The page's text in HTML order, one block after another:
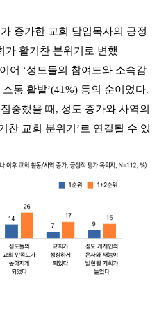
증가한 교회 담임목사의 긍정
가 활기찬 분위기로 변했
어 ‘성도들의 참여도와 소속감
통 활발’(41%) 등의 순이었다.
중했을 때, 성도 증가와 사역의
찬 교회 분위기’로 연결될 수 있